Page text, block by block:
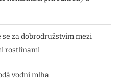
se za dobrodružstvím mezi
rostlinami
vodní mlha